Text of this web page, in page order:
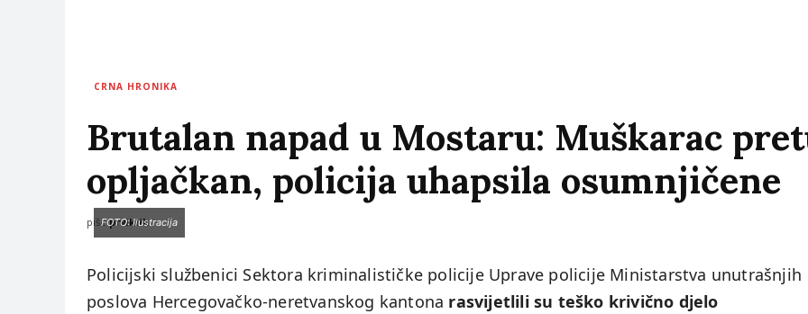
CRNA HRONIKA
Brutalan napad u Mostaru: Muškarac
opljačkan, policija uhapsila osumnjičene
piše:prviklik
FOTO: Ilustracija
Policijski službenici Sektora kriminalističke policije Uprave policije Ministarstva unutrašnjih
poslova Hercegovačko-neretvanskog kantona rasvijetlili su teško krivično djelo